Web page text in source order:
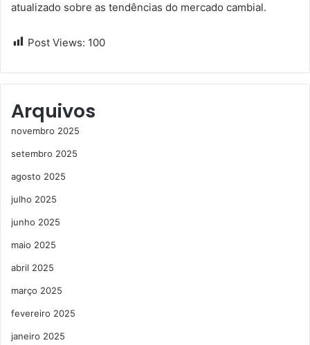
atualizado sobre as tendências do mercado cambial.
Post Views: 100
Arquivos
novembro 2025
setembro 2025
agosto 2025
julho 2025
junho 2025
maio 2025
abril 2025
março 2025
fevereiro 2025
janeiro 2025